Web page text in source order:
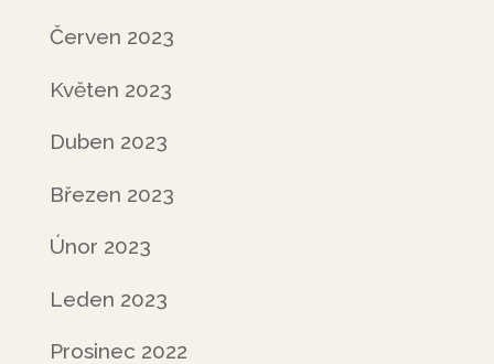
Červen 2023
Květen 2023
Duben 2023
Březen 2023
Únor 2023
Leden 2023
Prosinec 2022